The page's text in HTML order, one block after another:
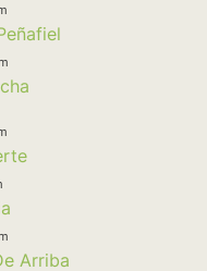
Arriba